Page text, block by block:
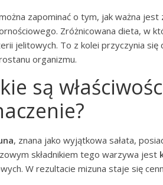
zapominać o tym, jak ważna
Zróżnicowana dieta, w
jelitowych. To z kolei przyczynia się
organizmu.
są
, znana jako wyjątkowa sałata,
składnikiem tego warzywa jest
W rezultacie mizuna staje się